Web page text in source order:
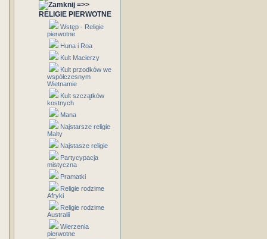
=>>
RELIGIE PIERWOTNE
Wstęp - Religie
pierwotne
Huna i Roa
Kult Macierzy
Kult przodków we
współczesnym
Wietnamie
Kult szczątków
kostnych
Mana
Najstarsze religie
Malty
Najstasze religie
Partycypacja
mistyczna
Pramatki
Religie rodzime
Afryki
Religie rodzime
Australii
Wierzenia
pierwotne